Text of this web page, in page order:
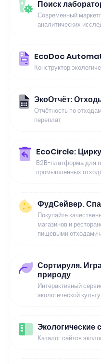
Поиск
Современный
аналитических
EcoDoc
Конструктор
ЭкоОтчёт:
Отчётность по
переплат
EcoCircle:
B2B-платформа для
промышленных
ФудСейвер.
Покупайте
магазинов и
пищевыми отходами
Сортируля.
природу
Интерактивный
экологической
Экологические
Каталог сайтов